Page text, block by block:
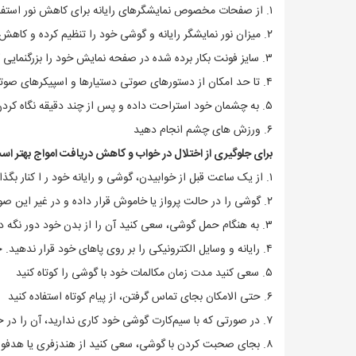
۱. از صفحات مخصوص نمایشگرهای رایانه برای کاهش نور استفاده کنید
۲. میزان نور نمایشگر رایانه و گوشی خود را تنظیم کرده و کاهش دهید
۳. سایز فونت بکار برده شده در صفحه نمایش خود را بزرگنمایی کنید
۴. تا حد امکان از دستورهای صوتی دستیارها و اسپیکرهای صوتی استفاده کنید
۵. به چشمان خود استراحت داده و پس از چند دقیقه نگاه کردن به صفحه نمایش رایانه، چشمان خود را از آن برداشته و به اطراف و نقاط دور نگاه کنید
۶. ورزش های چشم انجام دهید
برای جلوگیری از اختلال در خواب و کاهش دریافت امواج بهتر
۱. از یک ساعت قبل از خوابیدن، گوشی و رایانه خود ر ا کنار بگذارید
۲. گوشی را در حالت پرواز یا خاموش قرار داده و در غیر این صورت آن را از اتاق خواب خود دور کنید
۳. به هنگام حمل گوشی، سعی کنید آن را از بدن خود دور نگه دارید
۴. رایانه و وسایل الکترونیکی را بر روی پاهای خود قرار ندهید. حتی الامکان آن را بر روی میز کار خود قرار دهید
۵. سعی کنید مدت زمان مکالمات خود با گوشی را کوتاه کنید
۶. حتی الامکان بجای تماس گرفتن، از پیام کوتاه استفاده کنید
۷. در صورتی که با سیم‌کارت گوشی خود کاری ندارید، آن را در حالت پرواز قرار بدهید
۸. بجای صحبت کردن با گوشی، سعی کنید از هندزفری یا هدفون استفاده کنید